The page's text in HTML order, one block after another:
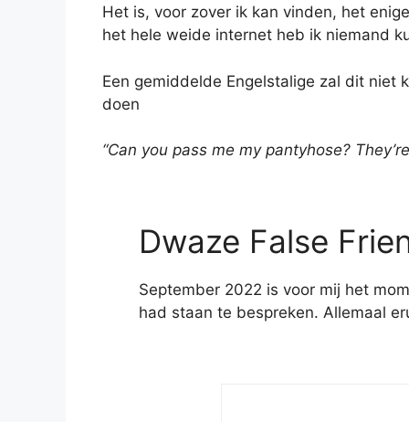
Het is, voor zover ik kan vinden, het
het hele weide internet heb ik niemand
Een gemiddelde Engelstalige zal dit niet
doen
“Can you pass me my pantyhose?
Dwaze False
September 2022 is voor mij het
had staan te bespreken. Allemaal